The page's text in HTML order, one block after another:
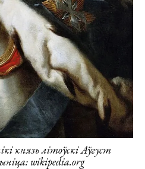
князь літоўскі Аўгуст
wikipedia.org